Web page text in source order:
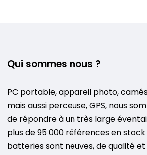
Qui sommes nous ?
PC portable, appareil photo,
mais aussi perceuse, GPS, nous
de répondre à un très large
plus de 95 000 références en stock
batteries sont neuves, de qualité et